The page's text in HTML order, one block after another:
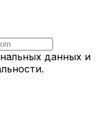
данных и
.